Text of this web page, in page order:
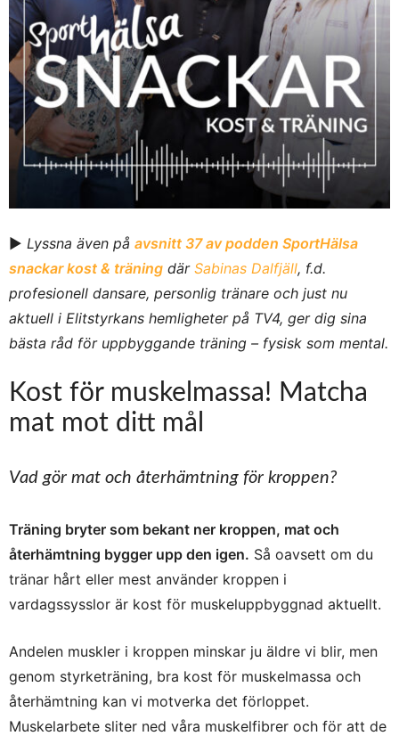
► Lyssna även på avsnitt 37 av podden SportHälsa
snackar kost & träning där Sabinas Dalfjäll, f.d.
profesionell dansare, personlig tränare och just nu
aktuell i Elitstyrkans hemligheter på TV4, ger dig sina
bästa råd för uppbyggande träning – fysisk som mental.
Kost för muskelmassa! Matcha
mat mot ditt mål
Vad gör mat och återhämtning för kroppen?
Träning bryter som bekant ner kroppen, mat och
återhämtning bygger upp den igen. Så oavsett om du
tränar hårt eller mest använder kroppen i
vardagssysslor är kost för muskeluppbyggnad aktuellt.
Andelen muskler i kroppen minskar ju äldre vi blir, men
genom styrketräning, bra kost för muskelmassa och
återhämtning kan vi motverka det förloppet.
Muskelarbete sliter ned våra muskelfibrer och för att de